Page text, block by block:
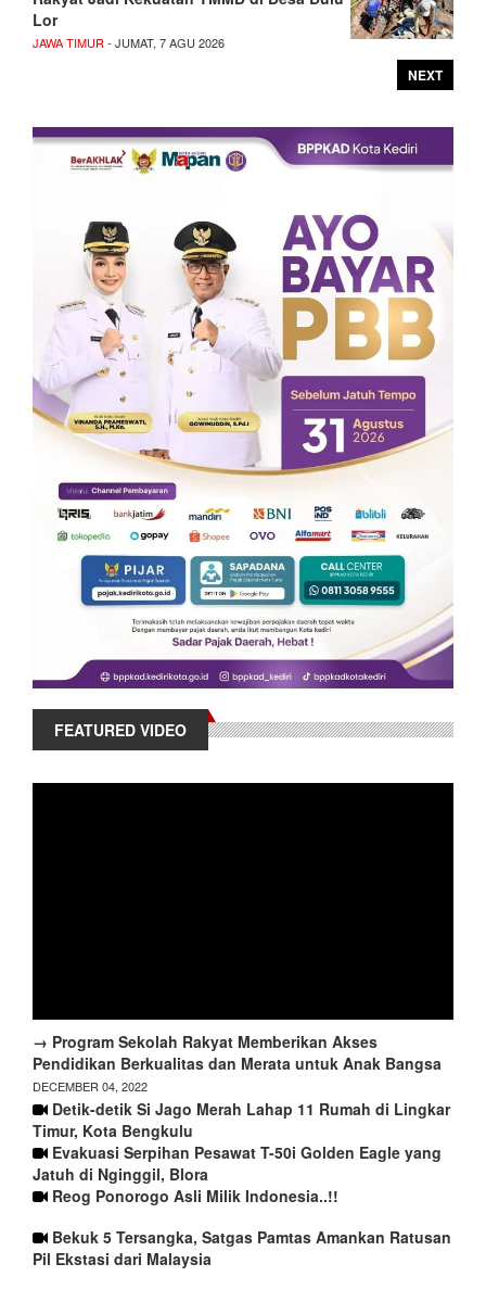
Lor
JAWA TIMUR - JUMAT, 7 AGU 2026
NEXT
FEATURED VIDEO
→ Program Sekolah Rakyat Memberikan Akses
Pendidikan Berkualitas dan Merata untuk Anak Bangsa
DECEMBER 04, 2022
Detik-detik Si Jago Merah Lahap 11 Rumah di Lingkar
Timur, Kota Bengkulu
Evakuasi Serpihan Pesawat T-50i Golden Eagle yang
Jatuh di Nginggil, Blora
Reog Ponorogo Asli Milik Indonesia..!!
Bekuk 5 Tersangka, Satgas Pamtas Amankan Ratusan
Pil Ekstasi dari Malaysia